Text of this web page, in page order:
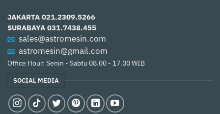
JAKARTA 021.2309.5266
SURABAYA 031.7438.455
sales@astromesin.com
astromesin@gmail.com
Office Hour: Senin - Sabtu 08.00 - 17.00 WIB
SOCIAL MEDIA